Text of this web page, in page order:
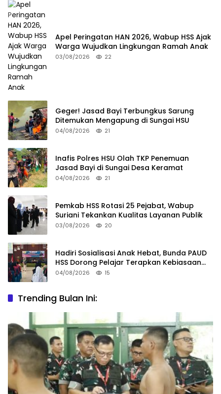
Apel Peringatan HAN 2026, Wabup HSS Ajak
Warga Wujudkan Lingkungan Ramah Anak
03/08/2026 22
Geger! Jasad Bayi Terbungkus Sarung
Ditemukan Mengapung di Sungai HSU
04/08/2026 21
Inafis Polres HSU Olah TKP Penemuan
Jasad Bayi di Sungai Desa Keramat
04/08/2026 21
Pemkab HSS Rotasi 25 Pejabat, Wabup
Suriani Tekankan Kualitas Layanan Publik
03/08/2026 20
Hadiri Sosialisasi Anak Hebat, Bunda PAUD
HSS Dorong Pelajar Terapkan Kebiasaan
Baik
04/08/2026 15
Trending Bulan Ini: